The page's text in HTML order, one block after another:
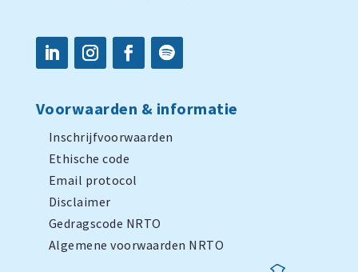
Voorwaarden & informatie
Inschrijfvoorwaarden
Ethische code
Email protocol
Disclaimer
Gedragscode NRTO
Algemene voorwaarden NRTO